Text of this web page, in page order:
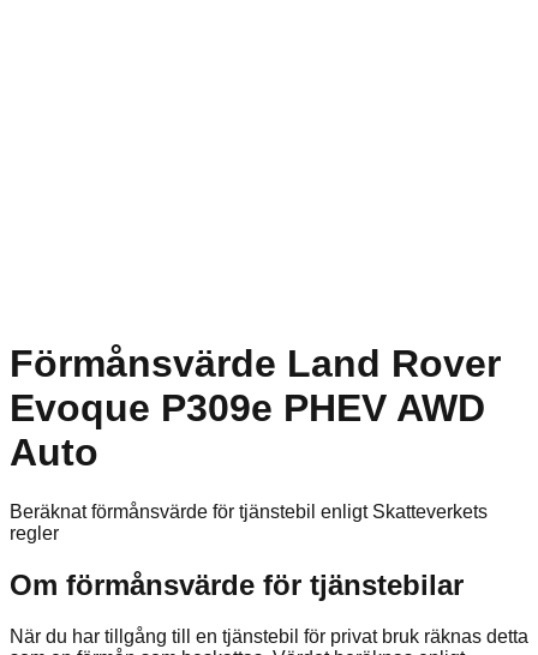
Förmånsvärde Land Rover
Evoque P309e PHEV AWD
Auto
Beräknat förmånsvärde för tjänstebil enligt Skatteverkets
regler
Om förmånsvärde för tjänstebilar
När du har tillgång till en tjänstebil för privat bruk räknas detta